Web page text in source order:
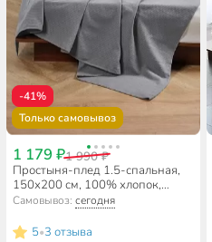
-41%
Только самовывоз
1 179 ₽1 990 ₽
Простыня-плед 1.5-спальная,
150х200 см, 100% хлопок,
вафельная ткань, 210 г/м2,
серый
Самовывоз:сегодня
5•3 отзыва